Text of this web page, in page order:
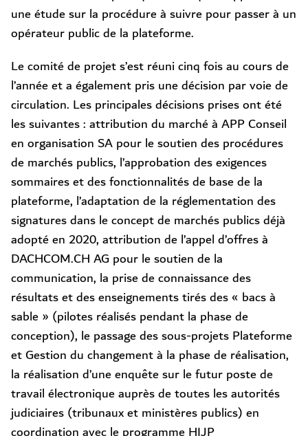
une étude sur la procédure à suivre pour passer à un
opérateur public de la plateforme.
Le comité de projet s’est réuni cinq fois au cours de
l’année et a également pris une décision par voie de
circulation. Les principales décisions prises ont été
les suivantes : attribution du marché à APP Conseil
en organisation SA pour le soutien des procédures
de marchés publics, l’approbation des exigences
sommaires et des fonctionnalités de base de la
plateforme, l’adaptation de la réglementation des
signatures dans le concept de marchés publics déjà
adopté en 2020, attribution de l’appel d’offres à
DACHCOM.CH AG pour le soutien de la
communication, la prise de connaissance des
résultats et des enseignements tirés des « bacs à
sable » (pilotes réalisés pendant la phase de
conception), le passage des sous-projets Plateforme
et Gestion du changement à la phase de réalisation,
la réalisation d’une enquête sur le futur poste de
travail électronique auprès de toutes les autorités
judiciaires (tribunaux et ministères publics) en